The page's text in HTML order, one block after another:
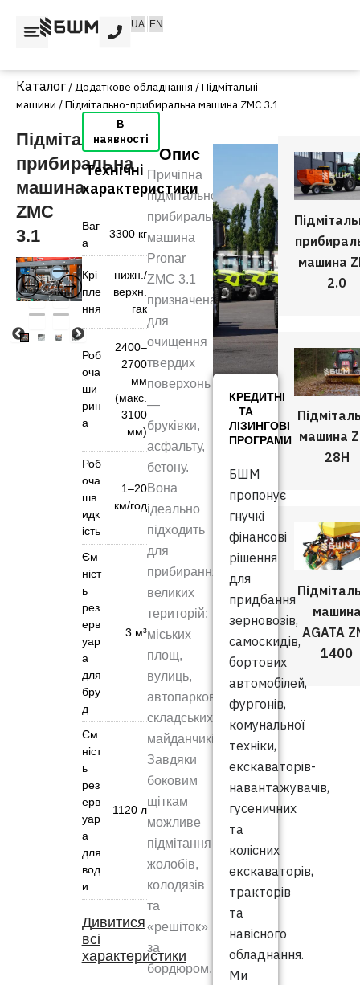
UA EN
/Додаткове обладнання /Підмітальні
машини / Підмітально-прибиральна машина ZMC 3.1
Підмітально-
прибиральна
машина
ZMC
3.1
Технічні
характеристики
Ваг
а
3300 кг
Крі
пле
ння
нижн./
верхн.
гак
Роб
оча
ши
рин
а
2400–
2700
мм
(макс.
3100
мм)
Роб
оча
шв
идк
ість
1–20
км/год
Єм
ніст
ь
рез
ерв
уар
а
для
бру
д
3 м³
Єм
ніст
ь
рез
ерв
уар
а
для
вод
и
1120 л
Дивитися
всі
характеристики
Опис
Причіпна
підмітально-
прибиральна
машина
Pronar
ZMC 3.1
призначена
для
очищення
твердих
поверхонь
—
бруківки,
асфальту,
бетону.
Вона
ідеально
підходить
для
прибирання
великих
територій:
міських
площ,
вулиць,
автопарковок,
складських
майданчиків.
Завдяки
боковим
щіткам
можливе
підмітання
жолобів,
колодязів
та
«решіток»
за
бордюром.
КРЕДИТНІ
ТА
ЛІЗИНГОВІ
ПРОГРАМИ
БШМ
пропонує
гнучкі
фінансові
рішення
для
придбання
зерновозів,
самоскидів,
бортових
автомобілей,
фургонів,
комунальної
техніки,
екскаваторів-
навантажувачів,
гусеничних
та
колісних
екскаваторів,
тракторів
та
навісного
обладнання.
Ми
машина
2.0
машина
28H
AGATA
1400